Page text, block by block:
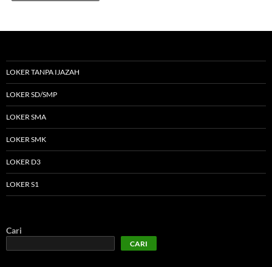
LOKER TANPA IJAZAH
LOKER SD/SMP
LOKER SMA
LOKER SMK
LOKER D3
LOKER S1
Cari
CARI